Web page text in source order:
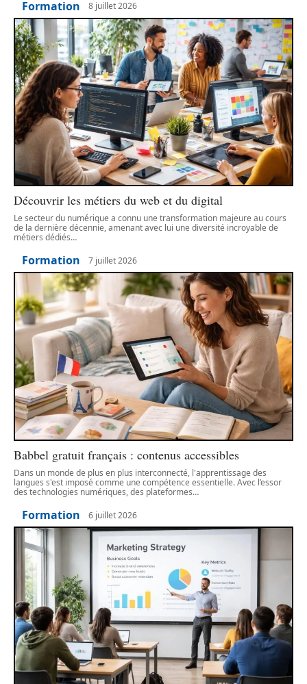
Formation 8 juillet 2026
Découvrir les métiers du web et du digital
Le secteur du numérique a connu une transformation majeure au cours
de la dernière décennie, amenant avec lui une diversité incroyable de
métiers dédiés…
Formation 7 juillet 2026
Babbel gratuit français : contenus accessibles
Dans un monde de plus en plus interconnecté, l'apprentissage des
langues s'est imposé comme une compétence essentielle. Avec l’essor
des technologies numériques, des plateformes…
Formation 6 juillet 2026